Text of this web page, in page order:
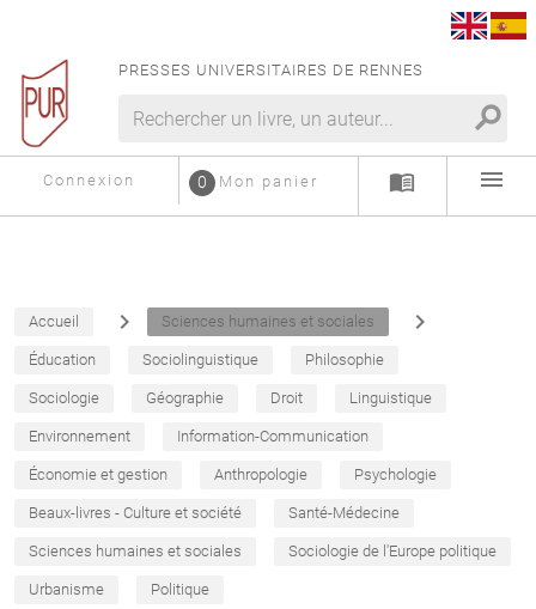
PRESSES UNIVERSITAIRES DE RENNES
search
Connexion Mon panier
0 menu_book menu
Accueil navigate_next Sciences humaines et sociales navigate_next
Éducation Sociolinguistique Philosophie
Sociologie Géographie Droit Linguistique
Environnement Information-Communication
Économie et gestion Anthropologie Psychologie
Beaux-livres - Culture et société Santé-Médecine
Sciences humaines et sociales Sociologie de l'Europe politique
Urbanisme Politique